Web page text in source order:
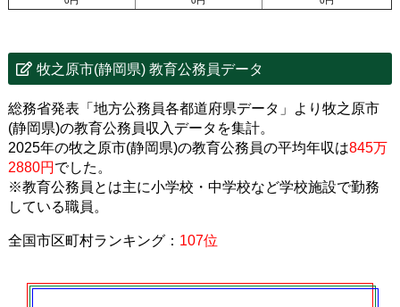
牧之原市(静岡県) 教育公務員データ
総務省発表「地方公務員各都道府県データ」より牧之原市
(静岡県)の教育公務員収入データを集計。
2025年の牧之原市(静岡県)の教育公務員の平均年収は845万
2880円 でした。
※教育公務員とは主に小学校・中学校など学校施設で勤務
している職員。
全国市区町村ランキング： 107位